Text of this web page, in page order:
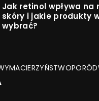
Jak retinol wpływa na
skóry i jakie produkty
wybrać?
MACIERZYŃSTWOPORÓD